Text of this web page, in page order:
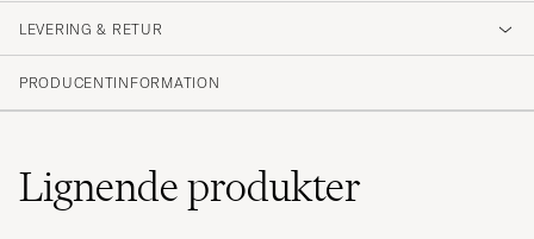
LEVERING & RETUR
PRODUCENTINFORMATION
Lignendeprodukter